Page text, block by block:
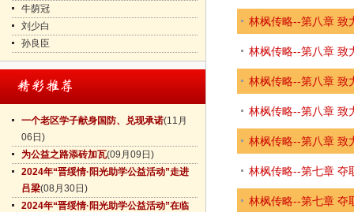
牛荫冠
刘少白
孙良臣
一个老区学子献身国防、兑现承诺(11月
06日)
为公益之路添砖加瓦(09月09日)
2024年“晋绥情·阳光助学公益活动”走进
吕梁(08月30日)
2024年“晋绥情·阳光助学公益活动”在临
林枫传略--第八章 致
林枫传略--第八章 致
林枫传略--第八章 致
林枫传略--第八章 致
林枫传略--第八章 致
林枫传略--第七章 夺
林枫传略--第七章 夺